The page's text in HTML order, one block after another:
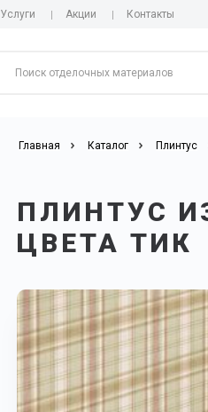
Услуги Акции Контакты
Главная Каталог Плинтус
ПЛИНТУС
ЦВЕТА ТИК